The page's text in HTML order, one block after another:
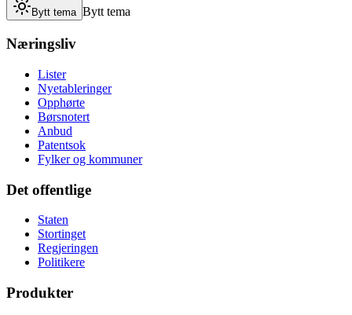
Bytt tema Bytt tema
Næringsliv
Lister
Nyetableringer
Opphørte
Børsnotert
Anbud
Patentsok
Fylker og kommuner
Det offentlige
Staten
Stortinget
Regjeringen
Politikere
Produkter